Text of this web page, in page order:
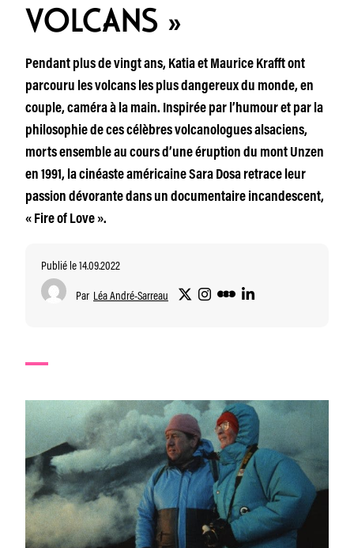
VOLCANS »
Pendant plus de vingt ans, Katia et Maurice Krafft ont
parcouru les volcans les plus dangereux du monde, en
couple, caméra à la main. Inspirée par l’humour et par la
philosophie de ces célèbres volcanologues alsaciens,
morts ensemble au cours d’une éruption du mont Unzen
en 1991, la cinéaste américaine Sara Dosa retrace leur
passion dévorante dans un documentaire incandescent,
« Fire of Love ».
Publié le 14.09.2022
Par Léa André-Sarreau